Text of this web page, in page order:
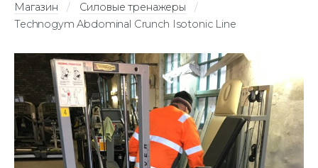
Магазин
Силовые тренажеры
Technogym Abdominal Crunch Isotonic Line